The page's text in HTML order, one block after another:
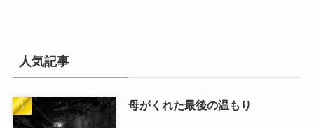
人気記事
母がくれた最後の温もり